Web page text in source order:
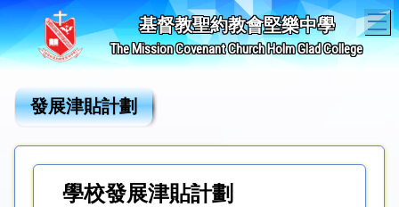
基督教聖約教會堅樂中學
The Mission Covenant Church Holm Glad College
發展津貼計劃
學校發展津貼計劃